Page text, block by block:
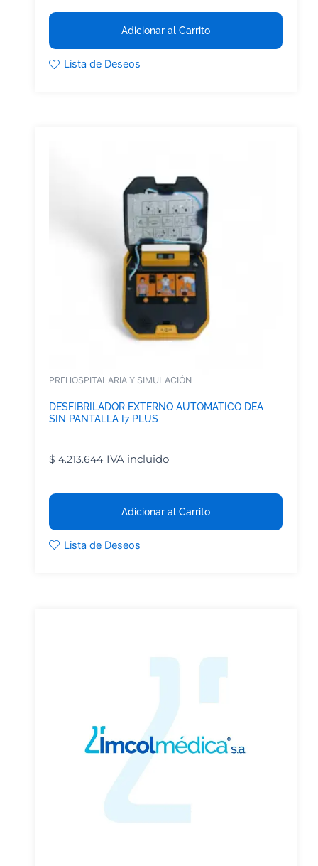
Adicionar al Carrito
Lista de Deseos
PREHOSPITALARIA Y SIMULACIÓN
DESFIBRILADOR EXTERNO AUTOMATICO DEA
SIN PANTALLA I7 PLUS
$ 4.213.644 IVA incluido
Adicionar al Carrito
Lista de Deseos